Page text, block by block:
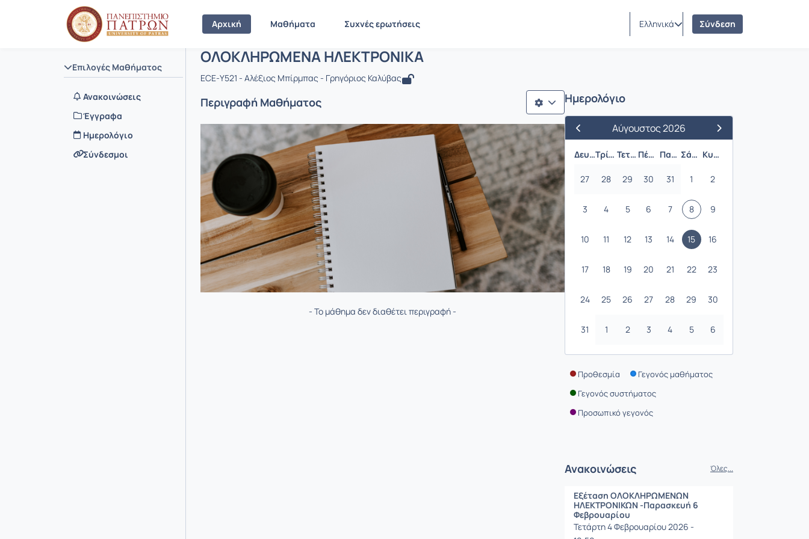
Αρχική Μαθήματα Συχνές ερωτήσεις Ελληνικά Σύνδεση
Επιλογές Μαθήματος
Ανακοινώσεις
Έγγραφα
Ημερολόγιο
Σύνδεσμοι
Αρχική Σελίδα ΟΛΟΚΛΗΡΩΜΕΝΑ ΗΛΕΚΤΡΟΝΙΚΑ
Μάθημα : ΟΛΟΚΛΗΡΩΜΕΝΑ ΗΛΕΚΤΡΟΝΙΚΑ
Κωδικός : EE1013
ΟΛΟΚΛΗΡΩΜΕΝΑ ΗΛΕΚΤΡΟΝΙΚΑ
ECE-Υ521 - Αλέξιος Μπίρμπας - Γρηγόριος Καλύβας
Περιγραφή Μαθήματος
- Το μάθημα δεν διαθέτει περιγραφή -
Ημερολόγιο
Προηγούμενος Μήνας
Αύγουστος 2026
Επόμενος Μήνας
Δευτέρα
Τρίτη Τετάρτη Πέμπτη Παρασκευή Σάββατο Κυριακή
27 28 29 30 31 1 2
3 4 5 6 7 8 9
10 11 12 13 14 15 16
17 18 19 20 21 22 23
24 25 26 27 28 29 30
31 1 2 3 4 5 6
Προθεσμία
Γεγονός μαθήματος
Γεγονός συστήματος
Προσωπικό γεγονός
Ανακοινώσεις Όλες...
Εξέταση ΟΛΟΚΛΗΡΩΜΕΝΩΝ
ΗΛΕΚΤΡΟΝΙΚΩΝ -Παρασκευή 6
Φεβρουαρίου
Τετάρτη 4 Φεβρουαρίου 2026 -